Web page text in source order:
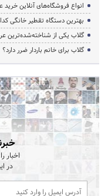
انواع فروشگاه‌های آنلاین
بهترین دستگاه تقطیر خانگی
گلاب یکی از شناخته‌شده‌ترین
گلاب برای خانم باردار ضرر دارد؟
اخبار
در